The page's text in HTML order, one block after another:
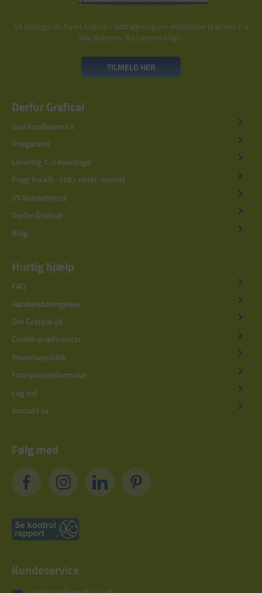
Så deltager du hvert kvartal i lodtrækning om eksklusive præmier fra
Kay Bojesen, By Lassen o.lign.
TILMELD HER
Derfor Grafical
God kundeservice
Prisgaranti
Levering 1-3 hverdage
Fragt fra 49,- (39,- ekskl. moms)
5% kundebonus
Derfor Grafical
Blog
Hurtig hjælp
FAQ
Handelsbetingelser
Om Grafical.dk
Cookie-præferencer
Privatlivspolitik
Fortrydelsesformular
Log ind
Kontakt os
Følg med
Kundeservice